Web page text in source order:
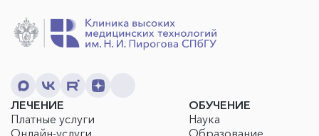
ЛЕЧЕНИЕ
Платные услуги
ОБУЧЕНИЕ
Наука